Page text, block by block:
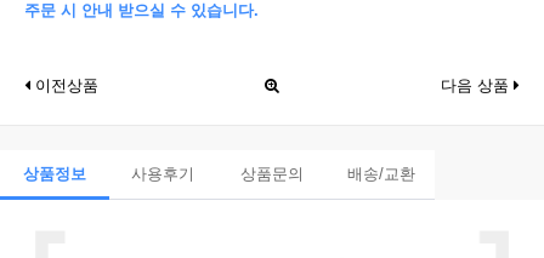
주문 시 안내 받으실 수 있습니다.
이전상품 다음 상품
상품정보 사용후기 상품문의 배송/교환